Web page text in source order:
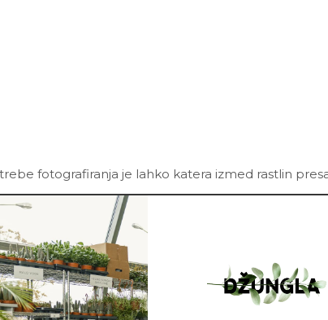
fotografiranja je lahko katera izmed rastlin